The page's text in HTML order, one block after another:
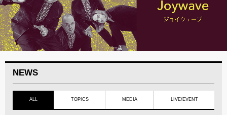
NEWS
ALL TOPICS MEDIA LIVE/EVENT